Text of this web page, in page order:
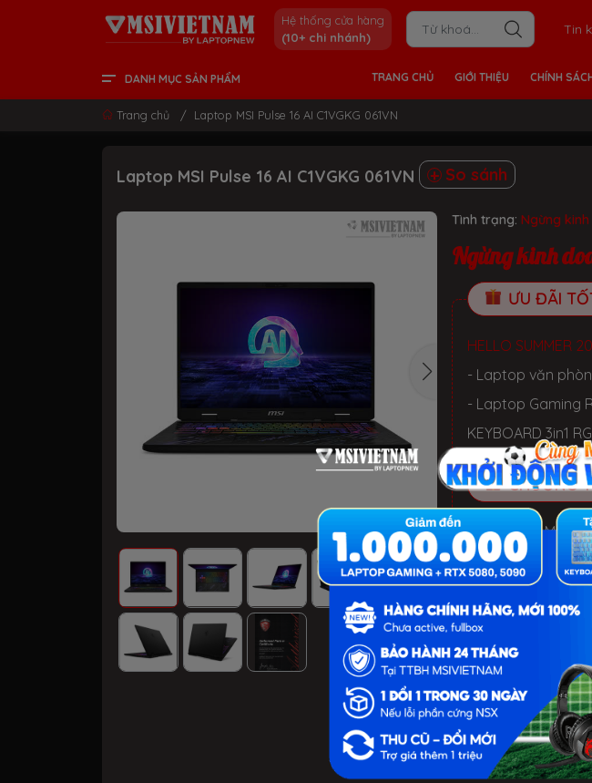
Hệ thống cửa hàng
(10+ chi nhánh)
Tin
DANH MỤC SẢN PHẨM TRANG CHỦ GIỚI THIỆU CHÍNH
Trang chủ / Laptop MSI Pulse 16 AI C1VGKG 061VN
Laptop MSI Pulse 16 AI C1VGKG 061VN So sánh
Tình trạng: Ngừng
Ngừng kinh
ƯU ĐÃI
HELLO SUMMER
- Laptop Gaming
KEYBOARD 3in1
CHƯƠNG
✓ Balo MSI, Mouse
LỢI ÍCH
- 1 Đổi 1 trong 30
- Miễn phí 3 Năm:
keo tản nhiệt
- Thành viên
theo